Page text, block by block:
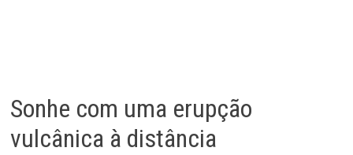
Sonhe com uma erupção
vulcânica à distância